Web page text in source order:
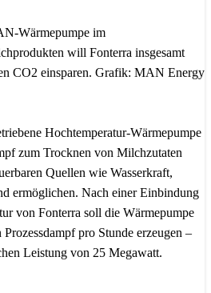
Wärmepumpe im
will Fonterra insgesamt
CO2 einsparen. Grafik: MAN Energy
Hochtemperatur-Wärmepumpe
zum Trocknen von Milchzutaten
Quellen wie Wasserkraft,
ermöglichen. Nach einer Einbindung
von Fonterra soll die Wärmepumpe
pro Stunde erzeugen –
Leistung von 25 Megawatt.